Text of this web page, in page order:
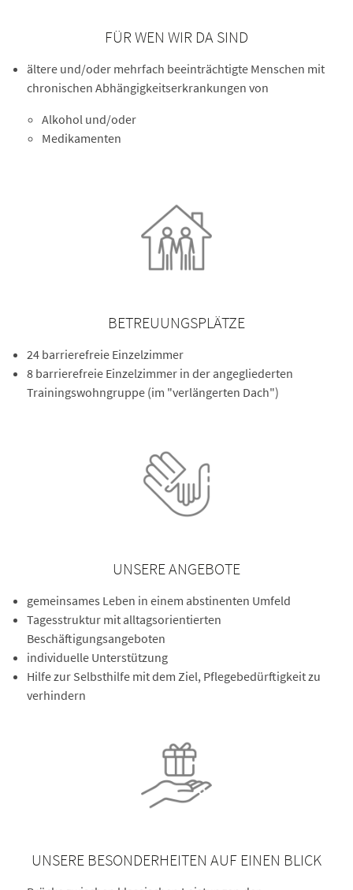
FÜR WEN WIR DA SIND
ältere und/oder mehrfach beeinträchtigte Menschen mit
chronischen Abhängigkeitserkrankungen von
Alkohol und/oder
Medikamenten
BETREUUNGSPLÄTZE
24 barrierefreie Einzelzimmer
8 barrierefreie Einzelzimmer in der angegliederten
Trainingswohngruppe (im "verlängerten Dach")
UNSERE ANGEBOTE
gemeinsames Leben in einem abstinenten Umfeld
Tagesstruktur mit alltagsorientierten
Beschäftigungsangeboten
individuelle Unterstützung
Hilfe zur Selbsthilfe mit dem Ziel, Pflegebedürftigkeit zu
verhindern
UNSERE BESONDERHEITEN AUF EINEN BLICK